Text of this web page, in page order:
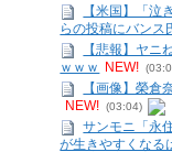
【米国】「
らの投稿にバンス
【悲報】ヤ
ｗｗｗ
NEW!
【画像】榮倉
NEW! (03:04)
サンモニ「永
が生きやすくなる